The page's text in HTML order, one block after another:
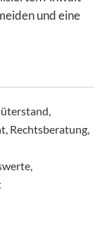
und eine
,
, Rechtsberatung,
,